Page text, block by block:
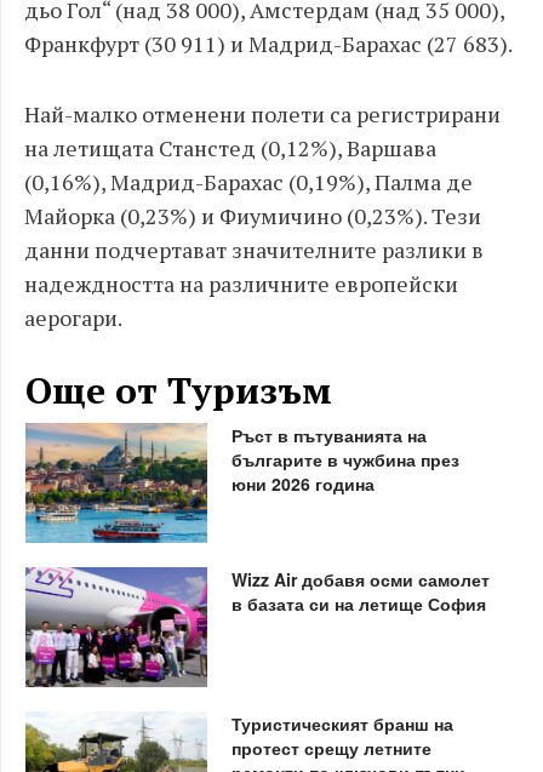
дьо Гол“ (над 38 000), Амстердам (над 35 000),
Франкфурт (30 911) и Мадрид-Барахас (27 683).
Най-малко отменени полети са регистрирани
на летищата Станстед (0,12%), Варшава
(0,16%), Мадрид-Барахас (0,19%), Палма де
Майорка (0,23%) и Фиумичино (0,23%). Тези
данни подчертават значителните разлики в
надеждността на различните европейски
аерогари.
Още от Туризъм
Ръст в пътуванията на
българите в чужбина през
юни 2026 година
Wizz Air добавя осми самолет
в базата си на летище София
Туристическият бранш на
протест срещу летните